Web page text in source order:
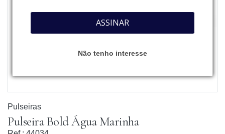
ASSINAR
Não tenho interesse
Pulseiras
Pulseira Bold Água Marinha